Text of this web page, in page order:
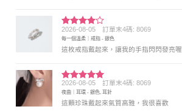
評分4
滿分 5
2026-08-05 訂單末4碼: 8069
每一個溫柔｜戒指 - 銀色
這枚戒指戴起來，讓我的手指閃閃發亮喔
評分5 滿
分 5
2026-08-05 訂單末4碼: 8069
夜曲｜耳環 - 銀色, 耳針
這顆珍珠戴起來氣質高雅，我很喜歡